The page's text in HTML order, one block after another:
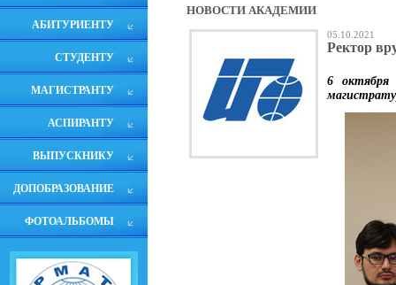
АБИТУРИЕНТУ
СТУДЕНТУ
МАГИСТРАНТУ
АСПИРАНТУ
ВЫПУСКНИКУ
ДОПОБРАЗОВАНИЕ
ФОТОАЛЬБОМЫ
НОВОСТИ АКАДЕМИИ
05.10.2021
Ректор
6 октября